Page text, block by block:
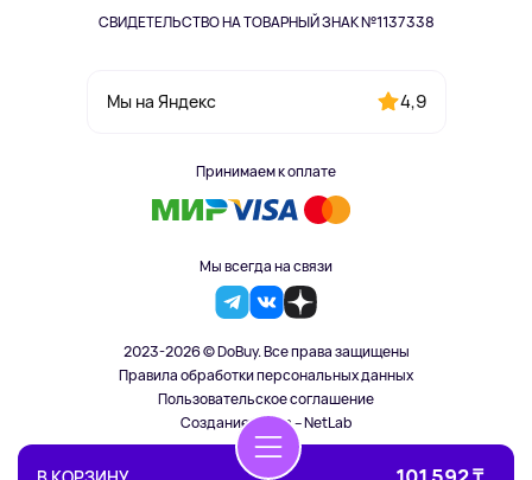
СВИДЕТЕЛЬСТВО НА ТОВАРНЫЙ ЗНАК №1137338
Мы на Яндекс 4,9
Принимаем к оплате
Мы всегда на связи
2023-2026 © DoBuy. Все права защищены
Правила обработки персональных данных
Пользовательское соглашение
Создание сайта – NetLab